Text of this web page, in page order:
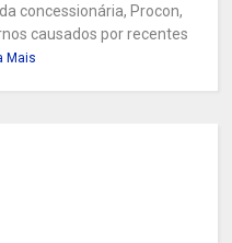
concessionária, Procon,
causados por recentes
Mais